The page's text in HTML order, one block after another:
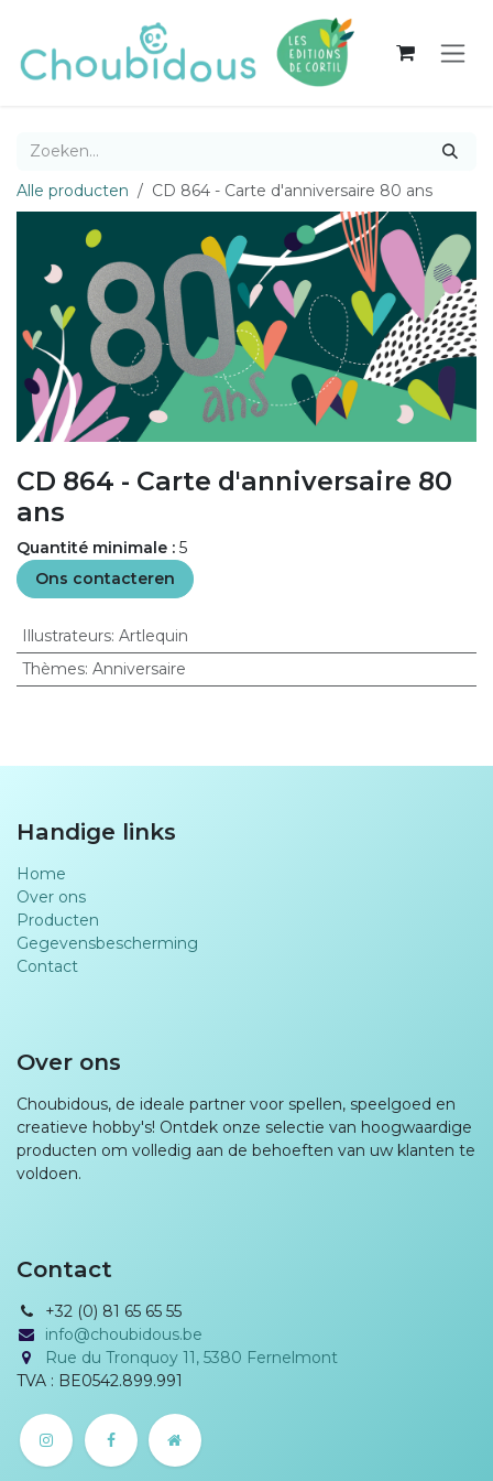
Alle producten CD 864 - Carte d'anniversaire 80 ans
CD 864 - Carte d'anniversaire 80
ans
Quantité minimale : 5
Ons contacteren
Illustrateurs: Artlequin
Thèmes: Anniversaire
Handige links
Home
Over ons
Producten
Gegevensbescherming
Contact
Over ons
Choubidous, de ideale partner voor spellen, speelgoed en
creatieve hobby's! Ontdek onze selectie van hoogwaardige
producten om volledig aan de behoeften van uw klanten te
voldoen.
Contact
+32 (0) 81 65 65 55
info@choubidous.be
Rue du Tronquoy 11, 5380 Fernelmont
TVA : BE0542.899.991